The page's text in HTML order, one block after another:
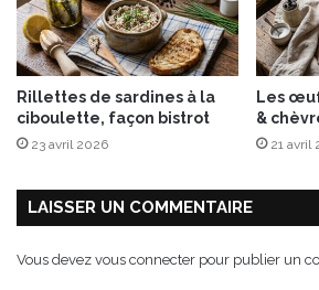
Rillettes de sardines à la
ciboulette, façon bistrot
23 avril 2026
Les
&
21 avril
LAISSER UN COMMENTAIRE
Vous devez vous connecter pour publier un